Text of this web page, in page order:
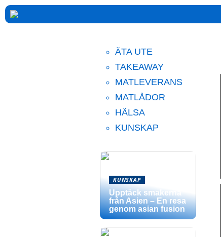
ÄTA UTE
TAKEAWAY
MATLEVERANS
MATLÅDOR
HÄLSA
KUNSKAP
KUNSKAP
Upptäck smakerna
från Asien – En resa
genom asian fusion